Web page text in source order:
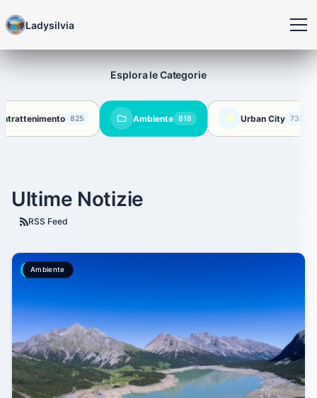
Ladysilvia
Esplora le Categorie
825 Ambiente 818 Urban City 733
Ultime Notizie
RSS Feed
Ambiente